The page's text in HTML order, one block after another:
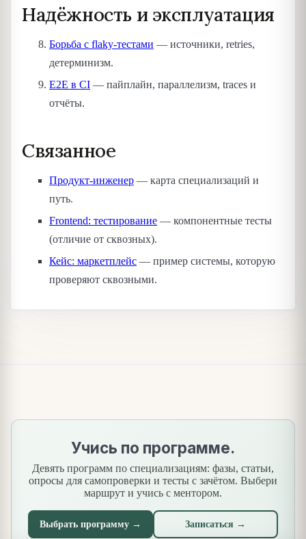
Надёжность и эксплуатация
Борьба с flaky-тестами — источники, retries,
детерминизм.
E2E в CI — пайплайн, параллелизм, traces и
отчёты.
Связанное
Продукт-инженер — карта специализаций и
путь.
Frontend: тестирование — компонентные тесты
(отличие от сквозных).
Кейс: маркетплейс — пример системы, которую
проверяют сквозными.
Учись по программе.
Девять программ по специализациям: фазы, статьи,
опросы для самопроверки и тесты с зачётом. Выбери
маршрут и учись с ментором.
Выбрать программу → Записаться →